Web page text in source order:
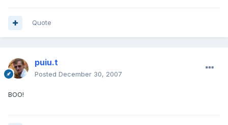
Quote
puiu.t
Posted December 30, 2007
BOO!